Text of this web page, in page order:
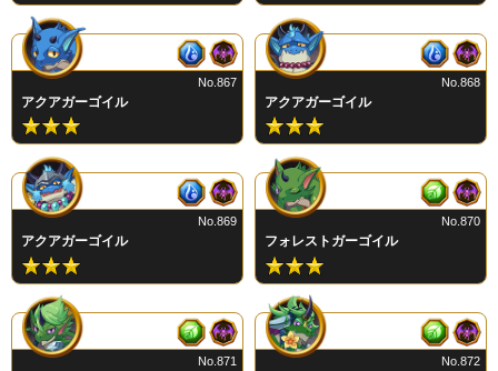
アクアガーゴイル
No.867
アクアガーゴイル
No.868
アクアガーゴイル
No.869
フォレストガーゴイル
No.870
No.871 No.872